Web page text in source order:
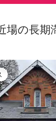
場の長期
イスです。